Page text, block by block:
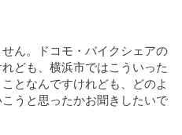
ん。ドコモ・バイクシェアの
ども、横浜市ではこういった
となんですけれども、どのよ
うと思ったかお聞きしたいで